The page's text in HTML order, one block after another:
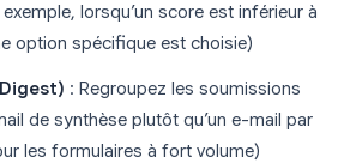
lorsqu’un score est inférieur à
option spécifique est choisie)
: Regroupez les soumissions
de synthèse plutôt qu’un e-mail par
les formulaires à fort volume)